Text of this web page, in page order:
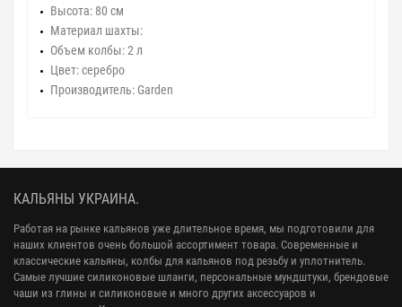
Высота: 80 см
Материал шахты:
Объем колбы: 2 л
Цвет: серебро
Производитель: Garden
КАЛЬЯНЫ УКРАИНА.
Работая на рынке кальянов уже длительное время, мы подготовили для
наших клиентов очень большой ассортимент товара. Современные и
классические кальяны, колбы для кальянов под резьбу и уплотнитель.
Самые лучшие силиконовые шланги, персональные мундштуки, брендовые
чаши из глины и силиконовые и много других аксессуаров и